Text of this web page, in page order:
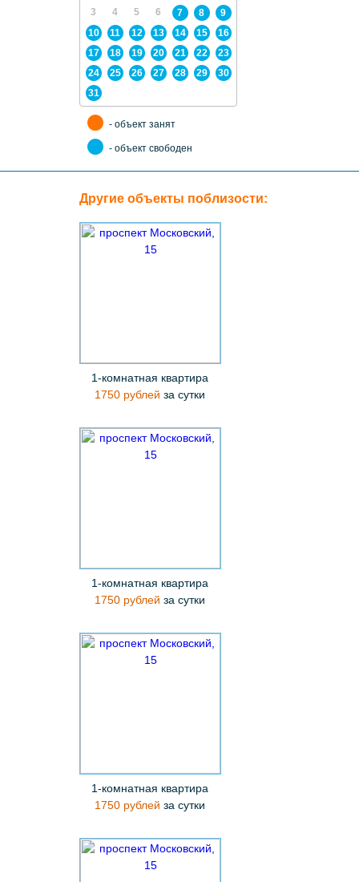
3
4 5 6 7 8
9
10
11 12 13 14 15
16
17
18 19 20 21 22
23
24
25 26 27 28 29
30
31
- объект занят
- объект свободен
Другие объекты поблизости:
1-комнатная квартира
1750 рублей за сутки
1-комнатная квартира
1750 рублей за сутки
1-комнатная квартира
1750 рублей за сутки